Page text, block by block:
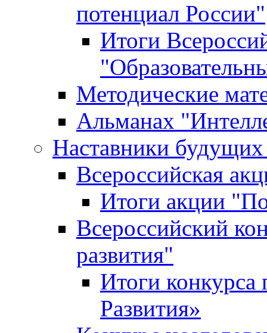
потенциал России"
Итоги
Методические
Альманах
Наставники
Всероссийская
Итоги акции
Всероссийский
развития"
Итоги конкурса
Развития»